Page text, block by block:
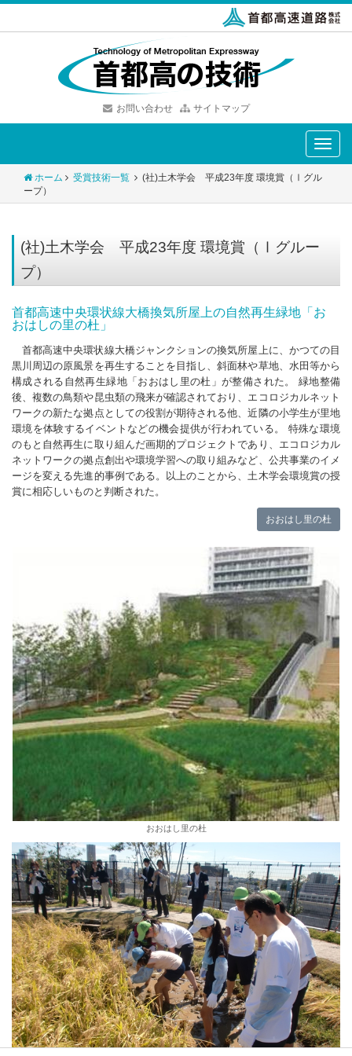
お問い合わせ サイトマップ
Toggle
ホーム 受賞技術一覧
(社)土木学会 平成23年度 環境賞（Ⅰグル
ープ）
(社)土木学会 平成23年度 環境賞（Ⅰグルー
プ）
首都高速中央環状線大橋換気所屋上の自然再生緑地「お
おはしの里の杜」
首都高速中央環状線大橋ジャンクションの換気所屋上に、かつての目
黒川周辺の原風景を再生することを目指し、斜面林や草地、水田等から
構成される自然再生緑地「おおはし里の杜」が整備された。 緑地整備
後、複数の鳥類や昆虫類の飛来が確認されており、エコロジカルネット
ワークの新たな拠点としての役割が期待される他、近隣の小学生が里地
環境を体験するイベントなどの機会提供が行われている。 特殊な環境
のもと自然再生に取り組んだ画期的プロジェクトであり、エコロジカル
ネットワークの拠点創出や環境学習への取り組みなど、公共事業のイメ
ージを変える先進的事例である。以上のことから、土木学会環境賞の授
賞に相応しいものと判断された。
おおはし里の杜
おおはし里の杜